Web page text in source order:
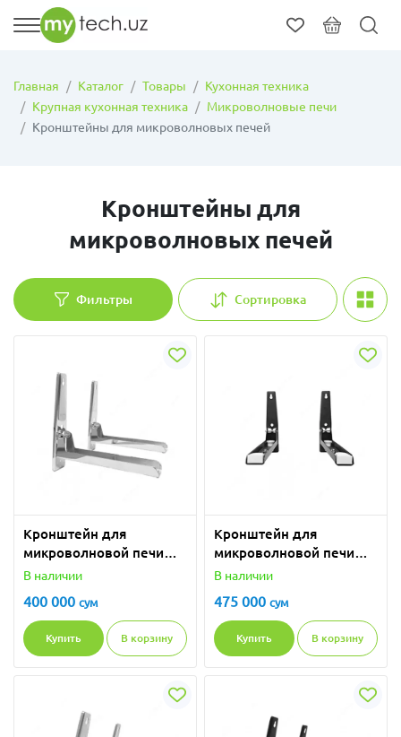
Главная Каталог Товары
Кухонная техника
Крупная кухонная техника
Микроволновые печи
Кронштейны для микроволновых печей
Кронштейны для
микроволновых печей
Фильтры Сортировка
Кронштейн для
микроволновой печи
WS-SUN 1/Silver
В наличии
400 000 сум
Купить В корзину
Кронштейн для
микроволновой печи
WS-SUN 1/Black
В наличии
475 000 сум
Купить В корзину